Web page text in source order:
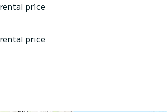
rental price
rental price